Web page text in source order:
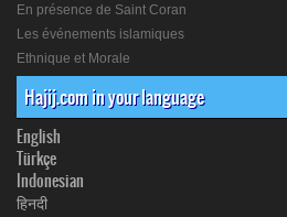
En présence de Saint Coran
Les événements islamiques
Ethnique et Morale
Hajij.com in your language
English
Türkçe
Indonesian
हिनदी